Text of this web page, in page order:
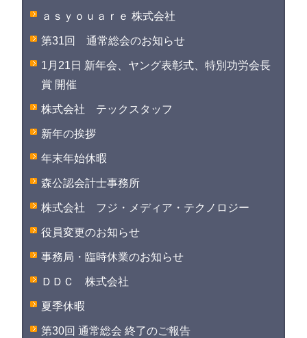
ａｓｙｏｕａｒｅ 株式会社
第31回 通常総会のお知らせ
1月21日 新年会、ヤング表彰式、特別功労会長
賞 開催
株式会社 テックスタッフ
新年の挨拶
年末年始休暇
森公認会計士事務所
株式会社 フジ・メディア・テクノロジー
役員変更のお知らせ
事務局・臨時休業のお知らせ
ＤＤＣ 株式会社
夏季休暇
第30回 通常総会 終了のご報告